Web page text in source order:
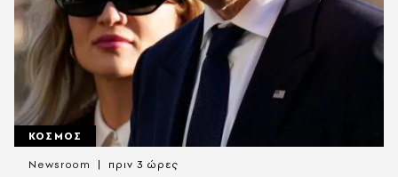
ΚΟΣΜΟΣ
Newsroom πριν 3 ώρες